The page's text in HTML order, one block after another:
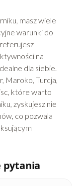
masz wiele
warunki do
na
dla siebie.
Maroko, Turcja,
które warto
zyskujesz nie
co pozwala
pytania